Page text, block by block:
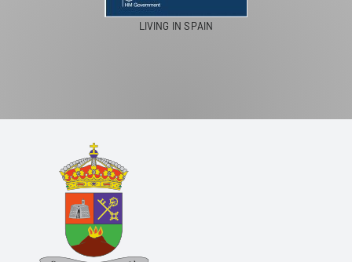
PASEOS EN CAMELLO